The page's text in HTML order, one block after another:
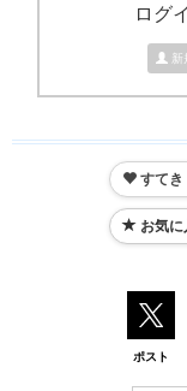
ログ
新
すてき
お気
ポスト